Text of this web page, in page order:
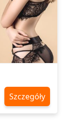
Szczegóły